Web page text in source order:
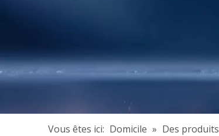
Vous êtes ici: Domicile » Des produits